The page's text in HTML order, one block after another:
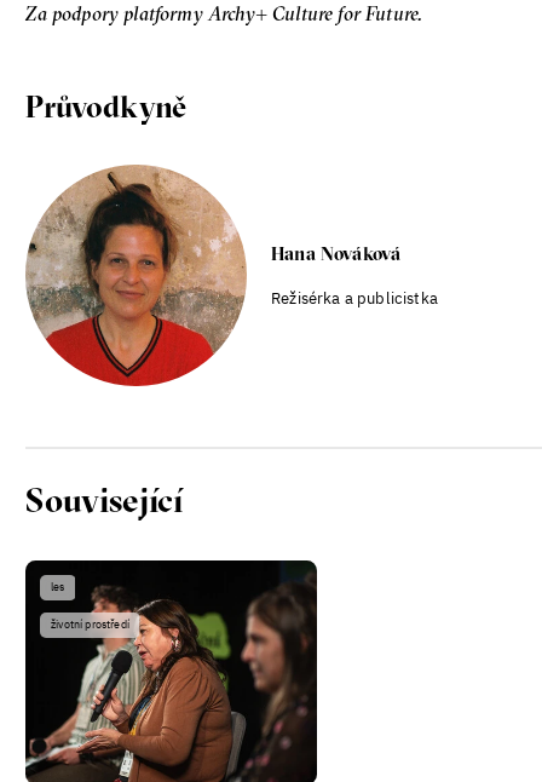
Jakub Rákosník
Za podpory platformy Archy+ Culture for Future.
Průvodkyně
Hana Nováková
Režisérka a publicistka
Související
les
životní prostředí